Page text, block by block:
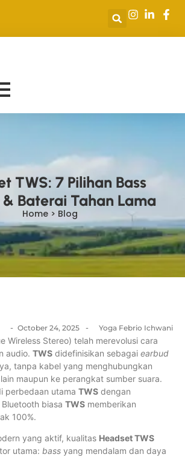
TWS: 7 Pilihan Bass
Baterai Tahan Lama
Home > Blog
- October 24, 2025 - Yoga Febrio Ichwani
Wireless Stereo) telah merevolusi cara
audio. TWS didefinisikan sebagai earbud
tanpa kabel yang menghubungkan
maupun ke perangkat sumber suara.
perbedaan utama TWS dengan
Bluetooth biasa TWS memberikan
100%.
yang aktif, kualitas Headset TWS
utama: bass yang mendalam dan daya